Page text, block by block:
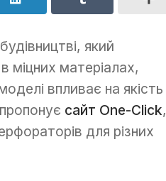
який
матеріалах,
впливає на якість
сайт One-Click,
для різних